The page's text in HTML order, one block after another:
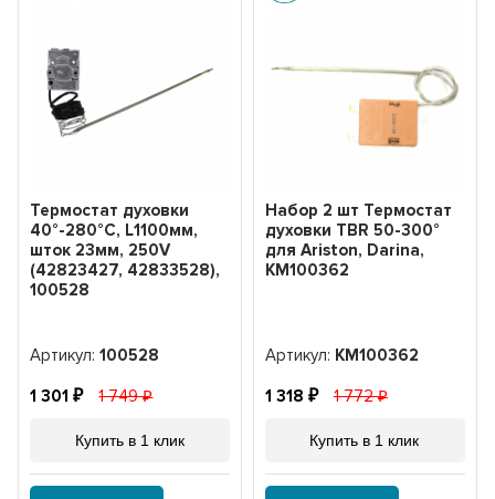
Термостат духовки
40°-280°С, L1100мм,
шток 23мм, 250V
(42823427, 42833528),
100528
Артикул:100528
1 301 1 749
Купить в 1 клик
Набор 2 шт Термостат
духовки TBR 50-300°
для Ariston, Darina,
KM100362
Артикул: KM100362
1 318 1 772
Купить в 1 клик